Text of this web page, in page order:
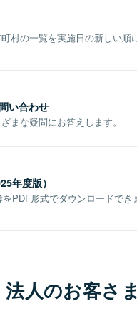
村の一覧を実施日の新しい順
い合わせ
まな疑問にお答えします。
年度版）
PDF形式でダウンロードでき
法人のお客さ